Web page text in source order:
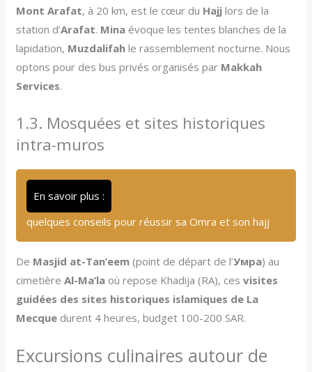
Mont Arafat, à 20 km, est le cœur du Hajj lors de la
station d’Arafat. Mina évoque les tentes blanches de la
lapidation, Muzdalifah le rassemblement nocturne. Nous
optons pour des bus privés organisés par Makkah
Services.
1.3. Mosquées et sites historiques
intra-muros
En savoir plus :
quelques conseils pour réussir sa Omra et son hajj
De Masjid at-Tan’eem (point de départ de l’Умра) au
cimetièreAl-Ma’la où repose Khadija (RA), cesvisites
guidées des sites historiques islamiques de La
Mecque durent 4 heures, budget 100-200 SAR.
Excursions culinaires autour de